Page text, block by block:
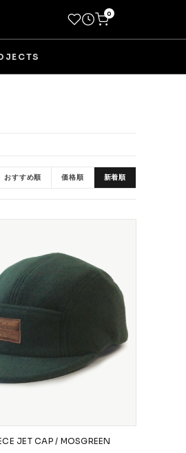
0
→
おすすめ順 価格順 新着順
JET CAP / MOSGREEN